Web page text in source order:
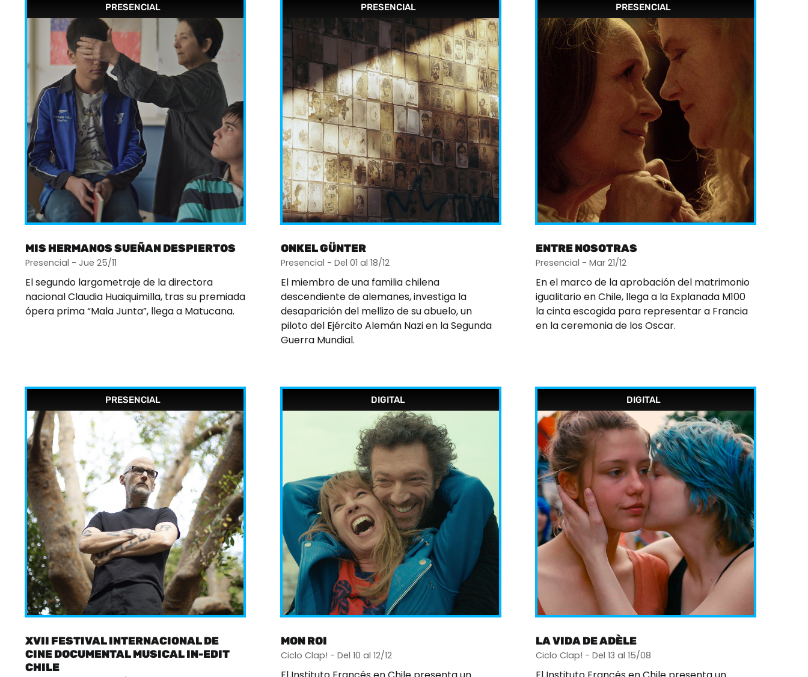
PRESENCIAL
MIS HERMANOS SUEÑAN DESPIERTOS
Presencial - Jue 25/11
El segundo largometraje de la directora
nacional Claudia Huaiquimilla, tras su premiada
ópera prima “Mala Junta”, llega a Matucana.
PRESENCIAL
ONKEL GÜNTER
Presencial - Del 01 al 18/12
El miembro de una familia chilena
descendiente de alemanes, investiga la
desaparición del mellizo de su abuelo, un
piloto del Ejército Alemán Nazi en la Segunda
Guerra Mundial.
PRESENCIAL
ENTRE NOSOTRAS
Presencial - Mar 21/12
En el marco de la aprobación del matrimonio
igualitario en Chile, llega a la Explanada M100
la cinta escogida para representar a Francia
en la ceremonia de los Oscar.
PRESENCIAL
XVII FESTIVAL INTERNACIONAL DE
CINE DOCUMENTAL MUSICAL IN-EDIT
CHILE
DIGITAL
MON ROI
Ciclo Clap! - Del 10 al 12/12
DIGITAL
LA VIDA DE ADÈLE
Ciclo Clap! - Del 13 al 15/08